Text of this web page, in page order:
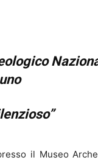
il Museo